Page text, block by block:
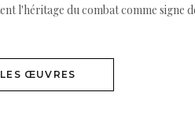
du combat comme signe
ŒUVRES